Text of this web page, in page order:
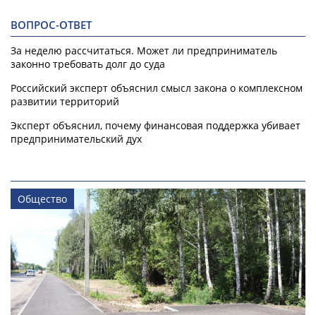
ВОПРОС-ОТВЕТ
За неделю рассчитаться. Может ли предприниматель
законно требовать долг до суда
Российский эксперт объяснил смысл закона о комплексном
развитии территорий
Эксперт объяснил, почему финансовая поддержка убивает
предпринимательский дух
Общество